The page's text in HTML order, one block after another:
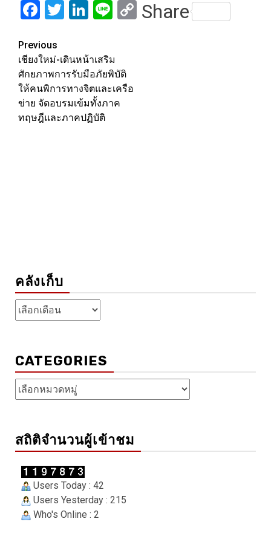
Facebook
Twitter
LinkedIn
LineCopy
Share
Post
navigation
Previous
เชียงใหม่-เดินหน้าเสริม
ศักยภาพการรับมือภัยพิบัติ
ให้คนพิการทางจิตและเครือ
ข่าย จัดอบรมเข้มทั้งภาค
ทฤษฎีและภาคปฏิบัติ
คลังเก็บ
คลัง
เก็บ
CATEGORIES
Categories
สถิติจำนวนผู้เข้าชม
Users Today : 42
Users Yesterday : 215
Who's Online : 2